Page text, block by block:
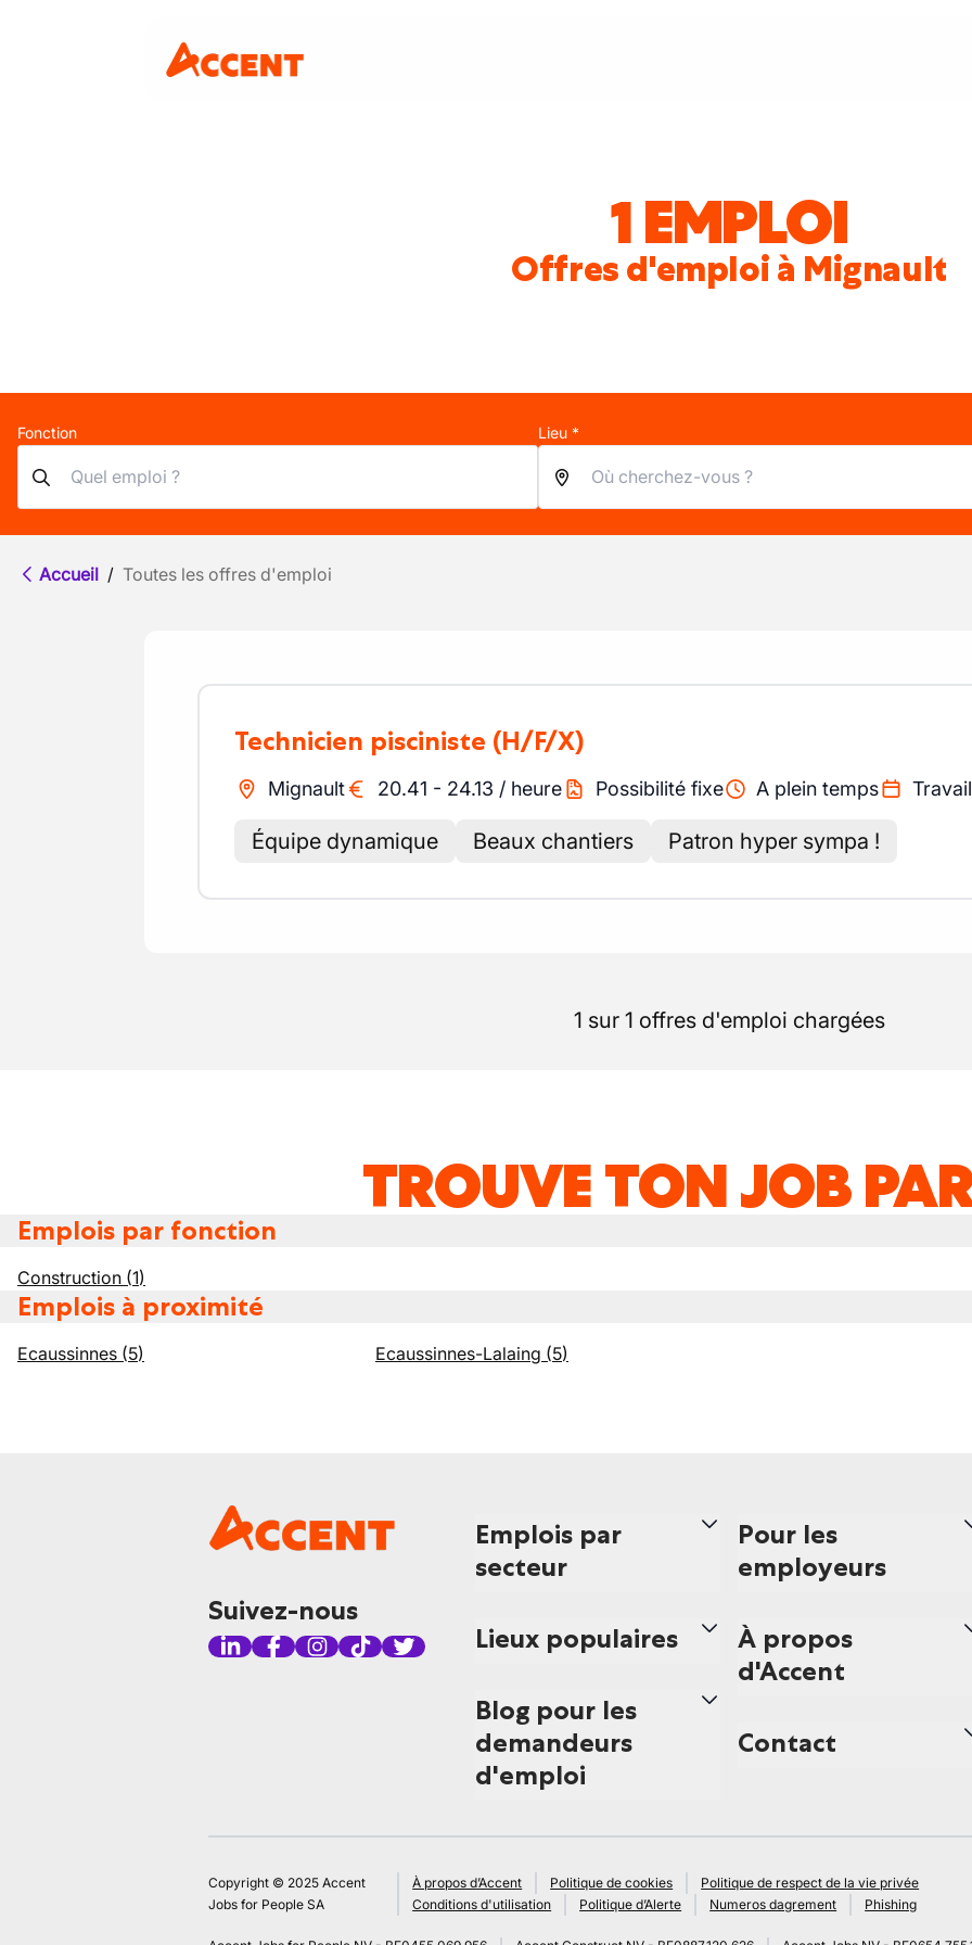
1 EMPLOI
Offres d'emploi à Mignault
Fonction Lieu *
Accueil / Toutes les offres d'emploi
Technicien pisciniste (H/F/X)
Mignault 20.41 - 24.13 / heure Possibilité fixe A plein temps
Équipe dynamique Beaux chantiers Patron hyper sympa !
1 sur 1 offres d'emploi chargées
TROUVE TON JOB
Emplois par fonction
Construction (1)
Emplois à proximité
Ecaussinnes (5) Ecaussinnes-Lalaing (5)
Suivez-nous
Emplois par
secteur
Lieux populaires
Blog pour les
demandeurs
d'emploi
Pour les
employeurs
À propos
d'Accent
Contact
Copyright © 2025 Accent
Jobs for People SA
À propos d’Accent Politique de cookies
Politique de respect de la vie privée
Conditions d'utilisation
Politique d’Alerte Numeros dagrement Phishing